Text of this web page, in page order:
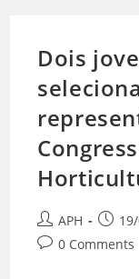
Dois
APH
0 Comments